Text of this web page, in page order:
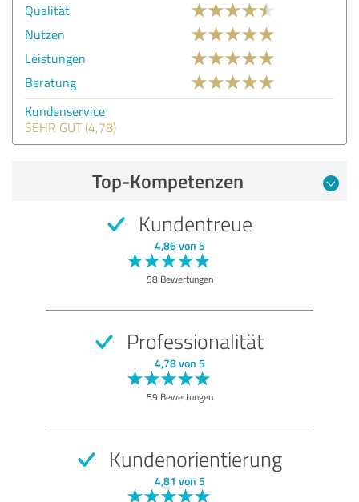
Qualität
Nutzen
Leistungen
Beratung
Kundenservice
SEHR GUT (4,78)
Top-Kompetenzen
Kundentreue
4,86 von 5
58 Bewertungen
Professionalität
4,78 von 5
59 Bewertungen
Kundenorientierung
4,81 von 5